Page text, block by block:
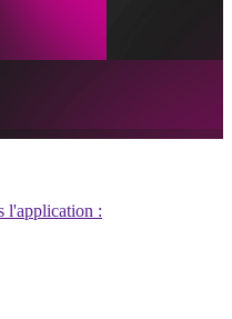
l'application :